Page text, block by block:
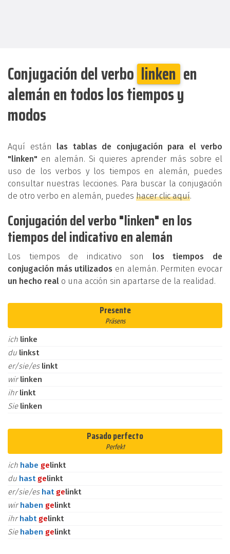
Conjugación del verbo linken en
alemán en todos los tiempos y
modos
Aquí están las tablas de conjugación para el verbo
"linken" en alemán. Si quieres aprender más sobre el
uso de los verbos y los tiempos en alemán, puedes
consultar nuestras lecciones. Para buscar la conjugación
de otro verbo en alemán, puedes hacer clic aquí.
Conjugación del verbo "linken" en los
tiempos del indicativo en alemán
Los tiempos de indicativo son los tiempos de
conjugación más utilizados en alemán. Permiten evocar
un hecho real o una acción sin apartarse de la realidad.
Presente
Präsens
ich linke
du linkst
er/sie/es linkt
wirlinken
ihrlinkt
Sie linken
Pasado perfecto
Perfekt
ich habe gelinkt
du hast gelinkt
er/sie/es hat gelinkt
wirhaben gelinkt
ihrhabt gelinkt
Sie haben gelinkt